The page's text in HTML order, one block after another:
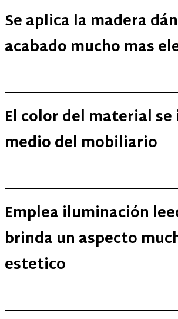
Se aplica la madera
acabado mucho mas
El color del material
medio del mobiliario
Emplea iluminación
brinda un aspecto
estetico